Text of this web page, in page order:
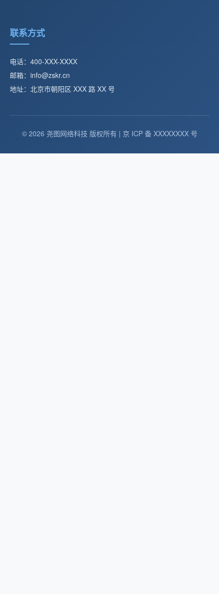
联系方式
电话：400-XXX-XXXX
邮箱：info@zskr.cn
地址：北京市朝阳区 XXX 路 XX 号
© 2026 尧图网络科技 版权所有 | 京 ICP 备 XXXXXXXX 号